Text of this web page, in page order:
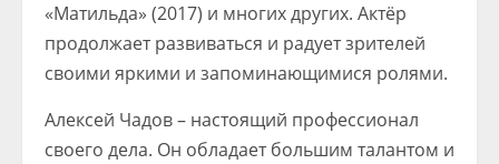
«Матильда» (2017) и многих других. Актёр
продолжает развиваться и радует зрителей
своими яркими и запоминающимися ролями.
Алексей Чадов – настоящий профессионал
своего дела. Он обладает большим талантом и